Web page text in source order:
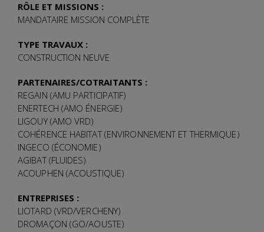
RÔLE ET MISSIONS :
MANDATAIRE MISSION COMPLÈTE
TYPE TRAVAUX :
CONSTRUCTION NEUVE
PARTENAIRES/COTRAITANTS :
REGAIN (AMU PARTICIPATIF)
ENERTECH (AMO ÉNERGIE)
LIGOUY (AMO VRD)
COHÉRENCE HABITAT (ENVIRONNEMENT ET THERMIQUE)
INGECO (ÉCONOMIE)
AGIBAT (FLUIDES)
ACOUPHEN (ACOUSTIQUE)
ENTREPRISES :
LIOTARD (VRD/VERCHENY)
DROMAÇON (GO/AOUSTE)